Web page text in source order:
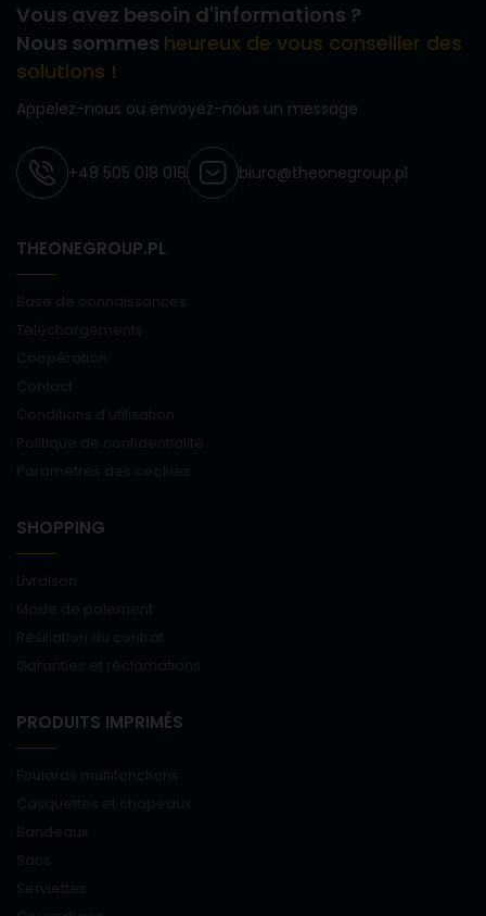
Vous avez besoin d'informations ?
Nous sommes heureux de vous conseiller des
solutions !
Appelez-nous ou envoyez-nous un message
+48 505 018 018 biuro@theonegroup.pl
THEONEGROUP.PL
SHOPPING
PRODUITS IMPRIMÉS